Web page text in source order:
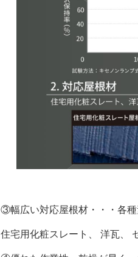
③幅広い対応屋根材・・・各種
住宅用化粧スレート、 洋瓦、